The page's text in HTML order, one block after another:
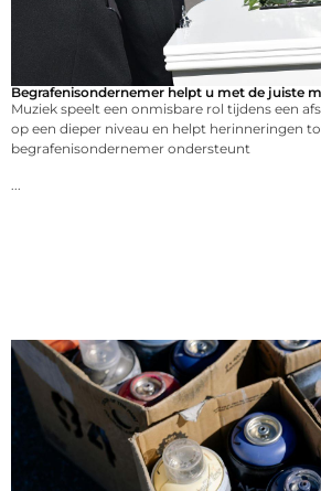
Begrafenisondernemer helpt u met de juiste
Muziek speelt een onmisbare rol tijdens een
op een dieper niveau en helpt herinneringen
begrafenisondernemer ondersteunt